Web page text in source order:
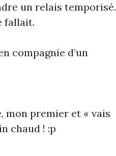
un relais temporisé.
fallait.
compagnie d’un
mon premier et « vais
chaud ! :p